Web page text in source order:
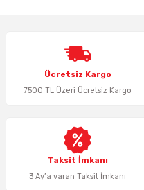
Ürün resmi kalitesiz, bozuk
Ürün açıklamasında eksik
Ürün bilgilerinde hatalar
Bu ürüne benzer farklı
Ücretsiz Kargo
7500 TL Üzeri Ücretsiz Kargo
Taksit İmkanı
3 Ay’a varan Taksit İmkanı